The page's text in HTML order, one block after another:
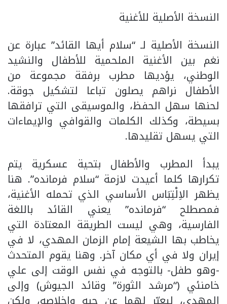
النسخة الأصلية للأغنية
النسخة الأصلية لـ “سلام أيها القائد” عبارة عن
نغم بين الأغنية الملحمية للأطفال والنشيد
الوطني، يؤديها مطرب برفقة مجموعة من
الأطفال نراهم يصلون تباعا لتشكيل جوقة.
لحنها سهل الحفظ، والموسيقى التي ترافقها
بسيطة، وكذلك الكلمات والقوافي والإيماءات
التي يسهل تقليدها.
يبدأ المطرب والأطفال بتحية عسكرية يتم
تكرارها كلما أعيدت لازمة “سلام فرمانده”. هنا
يظهر الاِلْتِبَاس الأساسي الذي تحمله الأغنية،
فمصطلح “فرمانده” يعني القائد باللغة
الفارسية، وهي ليست الطريقة المعتادة التي
يخاطب بها الشيعة إمام الزمان المهدي، لا في
إيران ولا في أي مكان آخر. وهنا يقوم المتحدث
-وهو طفل- بالتوجه في نفس الوقت إلى علي
خامنئي (“مرشد الثورة” وقائد الجيوش) وإلى